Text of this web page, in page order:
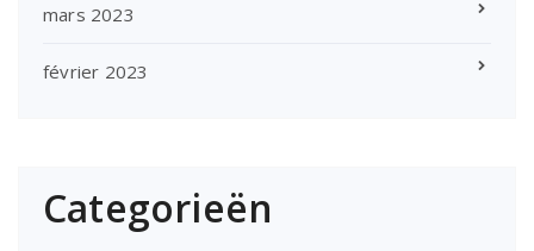
mars 2023
février 2023
Categorieën